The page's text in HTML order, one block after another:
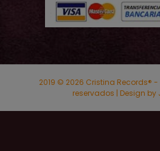
2019 © 2026 Cristina Records®
reservados | Design by